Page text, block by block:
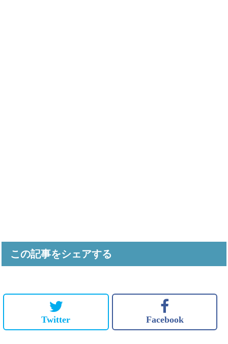
この記事をシェアする
Twitter Facebook